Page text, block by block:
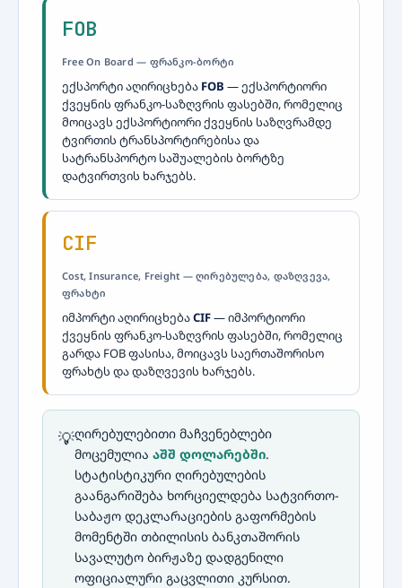
FOB
Free On Board — ფრანკო-ბორტი
ექსპორტი აღირიცხება FOB — ექსპორტიორი
ქვეყნის ფრანკო-საზღვრის ფასებში, რომელიც
მოიცავს ექსპორტიორი ქვეყნის საზღვრამდე
ტვირთის ტრანსპორტირებისა და
სატრანსპორტო საშუალების ბორტზე
დატვირთვის ხარჯებს.
CIF
Cost, Insurance, Freight — ღირებულება, დაზღვევა,
ფრახტი
იმპორტი აღირიცხებაCIF— იმპორტიორი
ქვეყნის ფრანკო-საზღვრის ფასებში, რომელიც
გარდა FOB ფასისა, მოიცავს საერთაშორისო
ფრახტს და დაზღვევის ხარჯებს.
💡ღირებულებითი მაჩვენებლები
მოცემულია აშშ დოლარებში.
სტატისტიკური ღირებულების
გაანგარიშება ხორციელდება სატვირთო-
საბაჟო დეკლარაციების გაფორმების
მომენტში თბილისის ბანკთაშორის
სავალუტო ბირჟაზე დადგენილი
ოფიციალური გაცვლითი კურსით.